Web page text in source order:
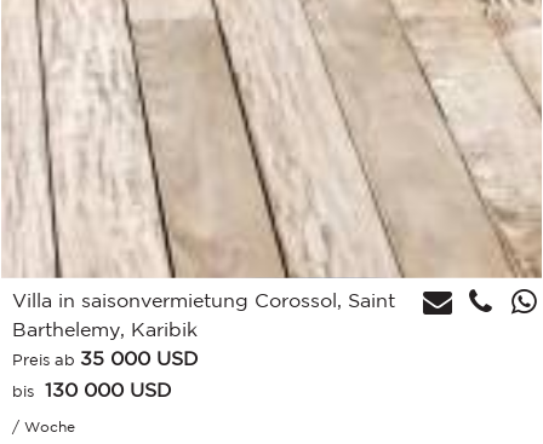
Villa in saisonvermietung Corossol, Saint
Barthelemy, Karibik
Preis ab 35 000 USD
bis 130 000 USD
/ Woche